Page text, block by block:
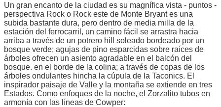
Un gran encanto de la ciudad es su magnífica vista - puntos -
perspectiva Rock o Rock este de Monte Bryant es una
subida bastante dura, pero dentro de media milla de la
estación del ferrocarril, un camino fácil se arrastra hacia
arriba a través de un potrero hill soleado bordeado por un
bosque verde; agujas de pino esparcidas sobre raíces de
árboles ofrecen un asiento agradable en el balcón del
bosque. en el borde de la colina; a través de copas de los
árboles ondulantes hincha la cúpula de la Taconics. El
inspirador paisaje de Valle y la montaña se extiende en tres
Estados. Como enfoques de la noche, el Zorzalito tubos en
armonía con las líneas de Cowper: